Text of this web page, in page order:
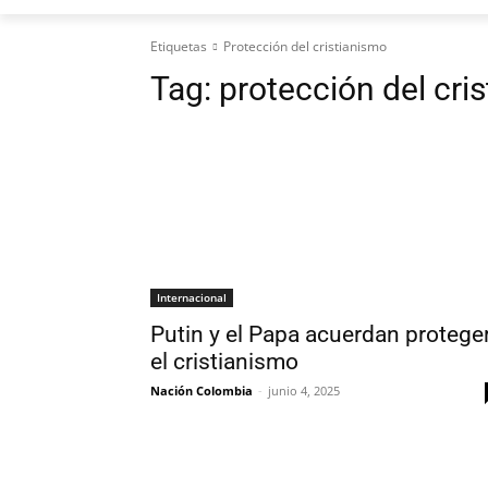
Etiquetas Protección del cristianismo
Tag: protección del
Internacional
Putin y el Papa acuerdan
el cristianismo
Nación Colombia - junio 4, 2025